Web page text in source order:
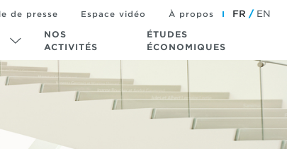
NOS
ACTIVITÉS
ÉTUDES
ÉCONOMIQUES
de presse Espace vidéo À propos FR EN